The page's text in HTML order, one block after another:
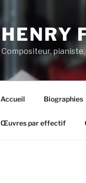
HENRY
Compositeur,
Accueil Biographies
Œuvres par effectif